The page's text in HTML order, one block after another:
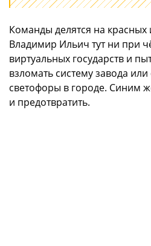
Команды делятся на красных
Владимир Ильич тут ни при
виртуальных государств и
взломать систему завода
светофоры в городе. Синим
и предотвратить.